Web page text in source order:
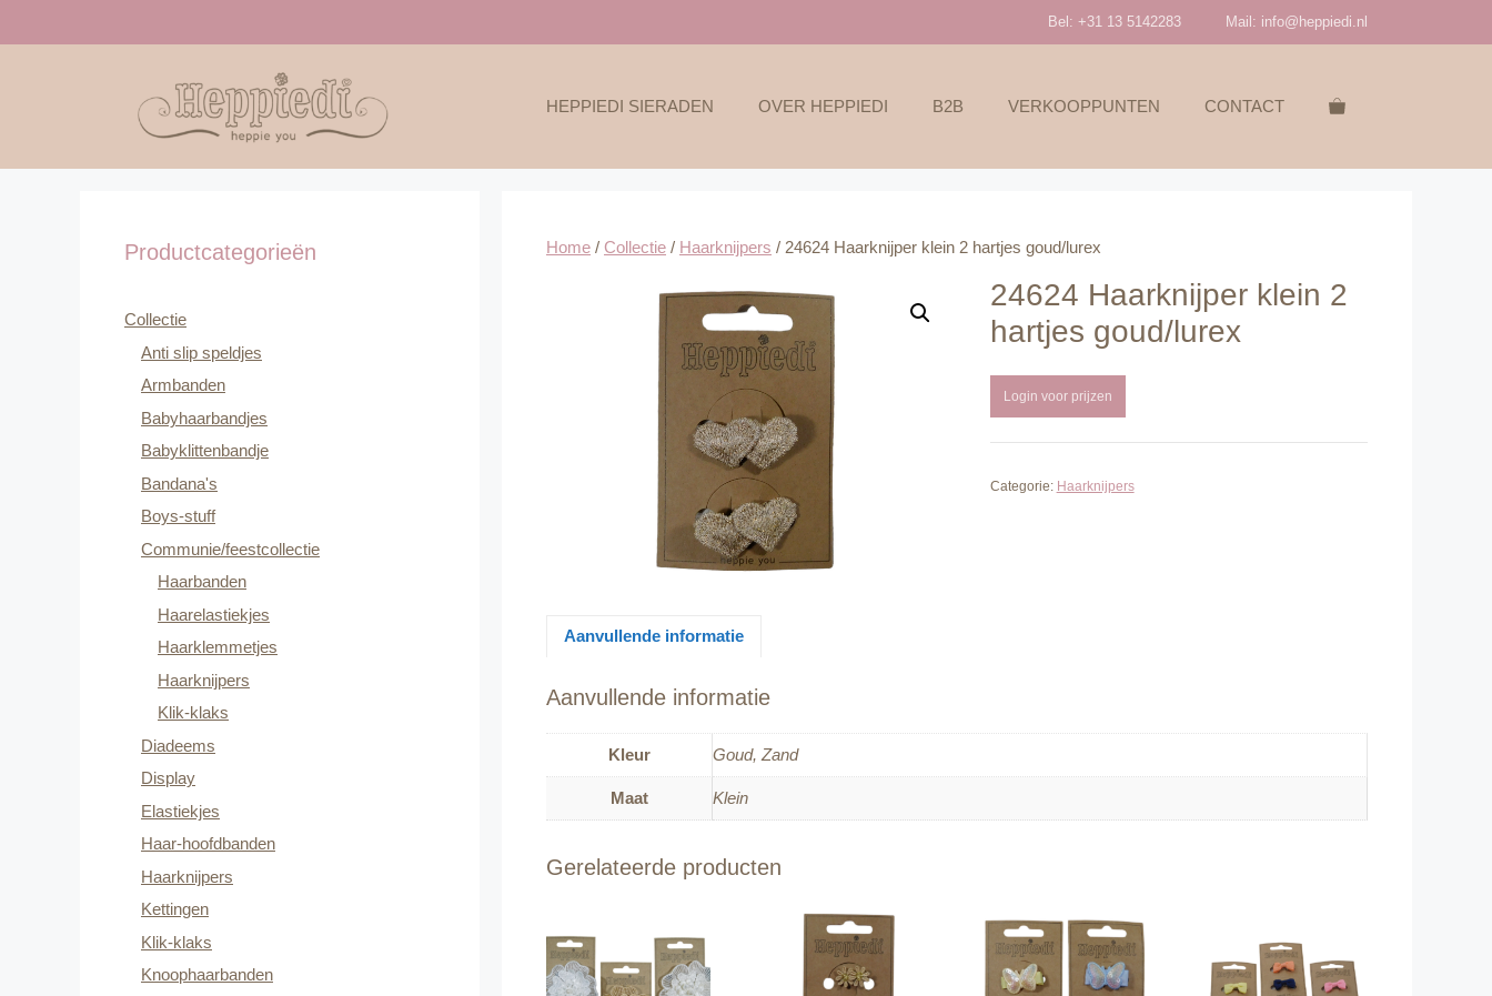
Bel: +31 13 5142283 Mail: info@heppiedi.nl
HEPPIEDI SIERADEN OVER HEPPIEDI B2B VERKOOPPUNTEN CONTACT
Home / Collectie / Haarknijpers / 24624 Haarknijper klein 2 hartjes goud/lurex
24624 Haarknijper klein 2
hartjes goud/lurex
Login voor prijzen
Categorie: Haarknijpers
Aanvullende informatie
Aanvullende informatie
Kleur Goud, Zand
Maat Klein
Gerelateerde producten
Productcategorieën
Collectie
Anti slip speldjes
Armbanden
Babyhaarbandjes
Babyklittenbandje
Bandana's
Boys-stuff
Communie/feestcollectie
Haarbanden
Haarelastiekjes
Haarklemmetjes
Haarknijpers
Klik-klaks
Diadeems
Display
Elastiekjes
Haar-hoofdbanden
Haarknijpers
Kettingen
Klik-klaks
Knoophaarbanden